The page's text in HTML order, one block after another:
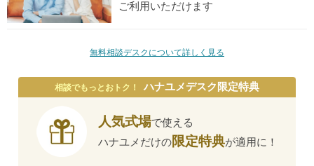
ご利用いただけます
無料相談デスクについて詳しく見る
相談でもっとおトク！ ハナユメデスク限定特典
人気式場で使える
ハナユメだけの限定特典が適用に！